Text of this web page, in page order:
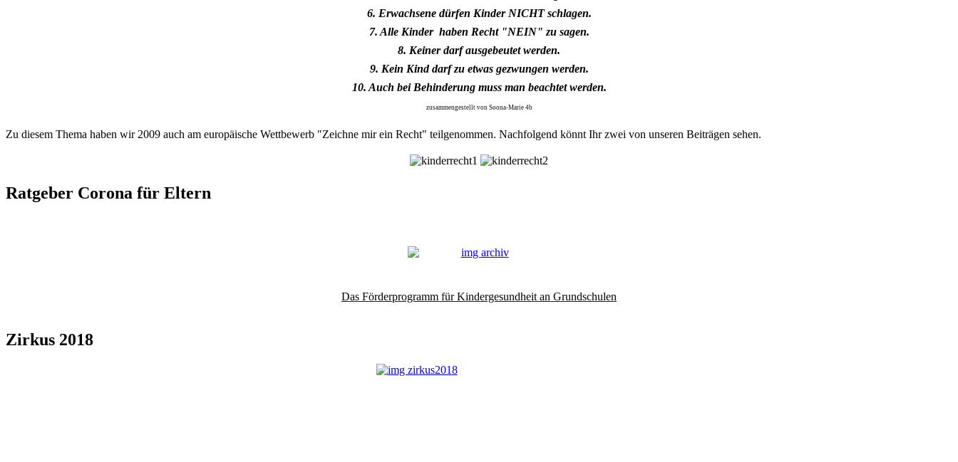
6. Erwachsene dürfen Kinder NICHT schlagen.
7. Alle Kinder haben Recht "NEIN" zu sagen.
8. Keiner darf ausgebeutet werden.
9. Kein Kind darf zu etwas gezwungen werden.
10. Auch bei Behinderung muss man beachtet werden.
zusammengestellt von Soona-Marie 4b
Zu diesem Thema haben wir 2009 auch am europäische Wettbewerb "Zeichne mir ein Recht" teilgenommen. Nachfolgend könnt Ihr zwei von unseren Beiträgen sehen.
Ratgeber Corona für Eltern
Das Förderprogramm für Kindergesundheit an Grundschulen
Zirkus 2018